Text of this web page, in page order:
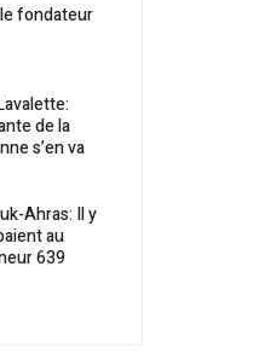
fondateur
de la
s’en va
Ahras: Il y
au
639